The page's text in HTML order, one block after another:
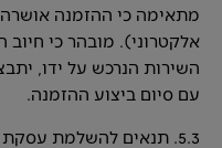
מתאימה כי ההזמנה
אלקטרוני). מובהר כי
השירות הנרכש על ידו,
עם סיום ביצוע ההזמנה.
5.3. תנאים להשלמת עסקת הרכישה –